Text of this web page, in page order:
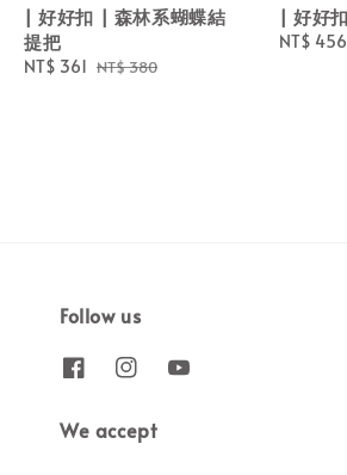
| 好好扣 | 森林系蝴蝶結
提把
Sale
NT$ 361 Regular
NT$ 380
| 好好
Sale
NT$ 456
Follow us
We accept